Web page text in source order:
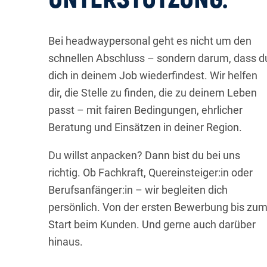
Bei headwaypersonal geht es nicht um den
schnellen Abschluss – sondern darum, dass
dich in deinem Job wiederfindest. Wir helfen
dir, die Stelle zu finden, die zu deinem Leben
passt – mit fairen Bedingungen, ehrlicher
Beratung und Einsätzen in deiner Region.
Du willst anpacken? Dann bist du bei uns
richtig. Ob Fachkraft, Quereinsteiger:in oder
Berufsanfänger:in – wir begleiten dich
persönlich. Von der ersten Bewerbung bis zum
Start beim Kunden. Und gerne auch darüber
hinaus.